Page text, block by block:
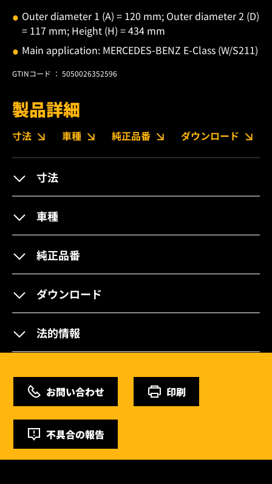
Outer diameter 1 (A) = 120 mm; Outer diameter 2 (D)
= 117 mm; Height (H) = 434 mm
Main application: MERCEDES-BENZ E-Class (W/S211)
GTINコード ： 5050026352596
製品詳細
寸法 車種 純正品番 ダウンロード
寸法
車種
純正品番
ダウンロード
法的情報
お問い合わせ 印刷
不具合の報告